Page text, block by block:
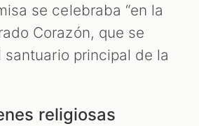
se celebraba “en la
Corazón, que se
principal de la
religiosas